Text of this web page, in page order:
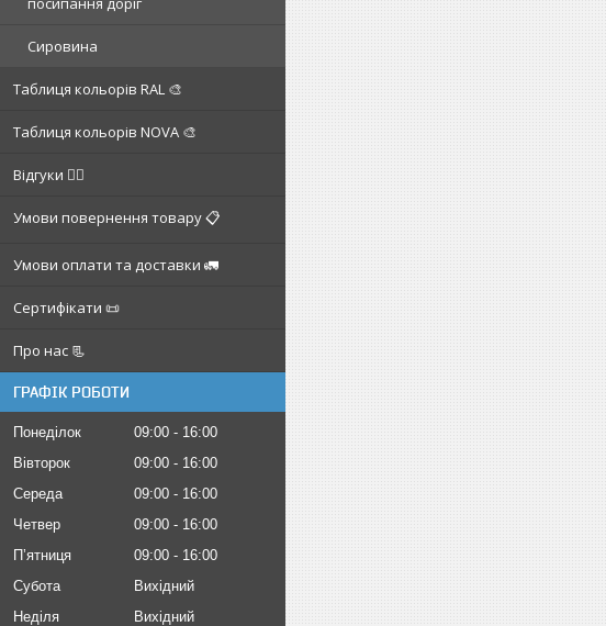
Сировина
Таблиця кольорів RAL 🎨
Таблиця кольорів NOVA 🎨
Відгуки ✍🏼
Умови повернення товару 📋
Умови оплати та доставки 🚛
Сертифікати 📜
Про нас 📃
ГРАФІК РОБОТИ
Понеділок 09:00
16:00
Вівторок
09:00
16:00
Середа
09:00
16:00
Четвер
09:00
16:00
Пʼятниця
09:00
16:00
Субота
Вихідний
Неділя
Вихідний